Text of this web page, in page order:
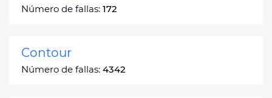
Número de fallas: 172
Contour
Número de fallas: 4342